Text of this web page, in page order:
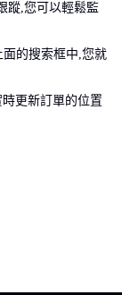
蹤,您可以輕鬆監
的搜索框中,您就
更新訂單的位置